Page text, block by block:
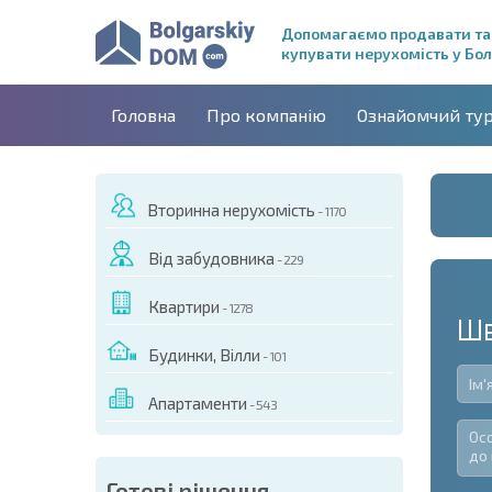
Допомагаємо продавати та
купувати нерухомість у
Головна Про компанію Ознайомчий тур
Вторинна нерухомість - 1170
Від забудовника - 229
Квартири - 1278
Будинки, Вілли - 101
Апартаменти - 543